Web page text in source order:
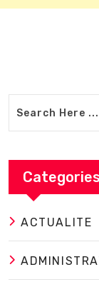
Categories
ACTUALITE